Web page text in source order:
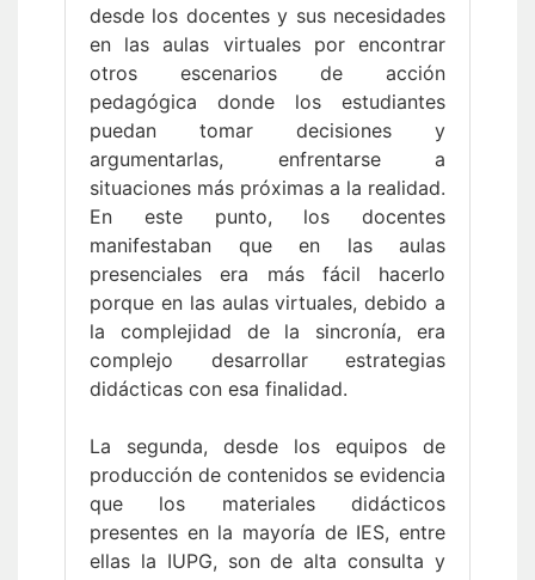
desde los docentes y sus necesidades
en las aulas virtuales por encontrar
otros escenarios de acción
pedagógica donde los estudiantes
puedan tomar decisiones y
argumentarlas, enfrentarse a
situaciones más próximas a la realidad.
En este punto, los docentes
manifestaban que en las aulas
presenciales era más fácil hacerlo
porque en las aulas virtuales, debido a
la complejidad de la sincronía, era
complejo desarrollar estrategias
didácticas con esa finalidad.
La segunda, desde los equipos de
producción de contenidos se evidencia
que los materiales didácticos
presentes en la mayoría de IES, entre
ellas la IUPG, son de alta consulta y